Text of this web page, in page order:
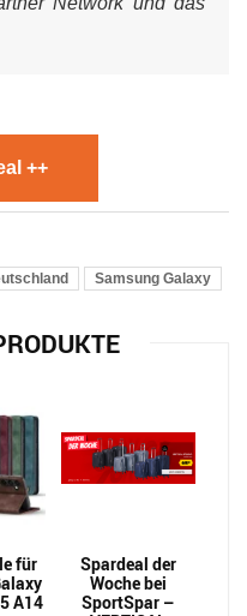
++
Samsung Galaxy
für
A14
Spardeal der
Woche bei
SportSpar –